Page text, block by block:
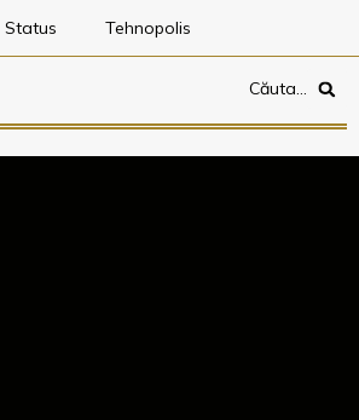
Status Tehnopolis
Căuta…